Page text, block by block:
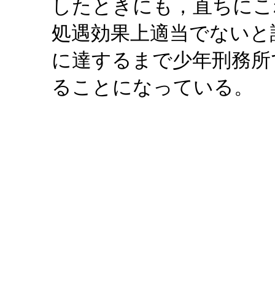
したときにも，直ちに
処遇効果上適当でない
に達するまで少年刑務
ることになっている。